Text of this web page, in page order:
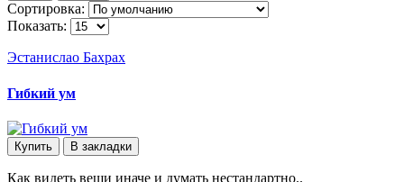
Сортировка:
Показать:
Эстанислао Бахрах
Гибкий ум
Купить В закладки
Как видеть вещи иначе и думать нестандартно..